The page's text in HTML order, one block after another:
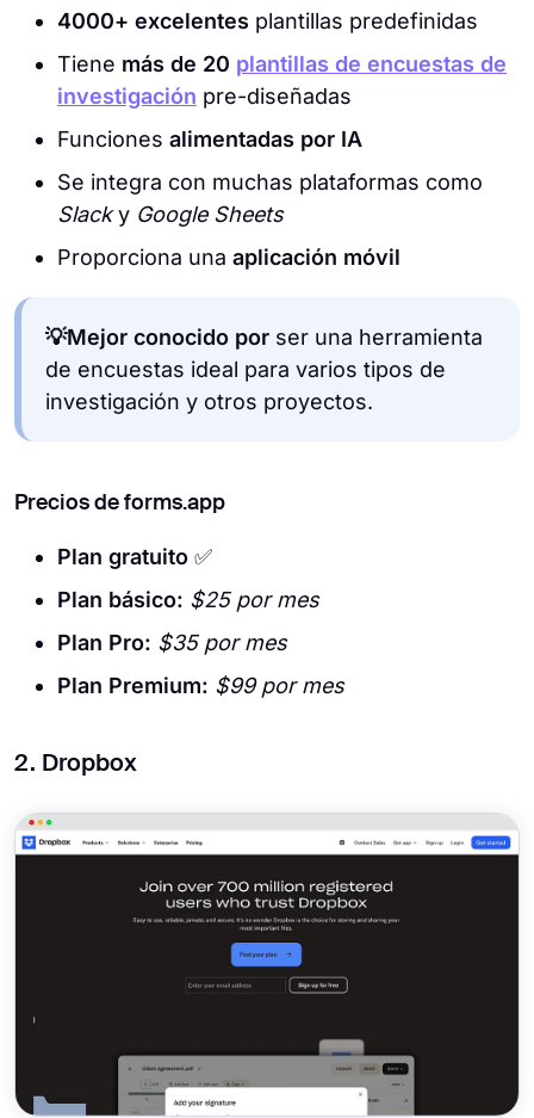
4000+ excelentes plantillas predefinidas
Tiene más de 20 plantillas de encuestas de
investigación pre-diseñadas
Funciones alimentadas por IA
Se integra con muchas plataformas como
Slacky Google Sheets
Proporciona una aplicación móvil
💡Mejor conocido por ser una herramienta
de encuestas ideal para varios tipos de
investigación y otros proyectos.
Precios de forms.app
Plan gratuito ✅
Plan básico: $25 por mes
Plan Pro: $35 por mes
Plan Premium: $99 por mes
2. Dropbox